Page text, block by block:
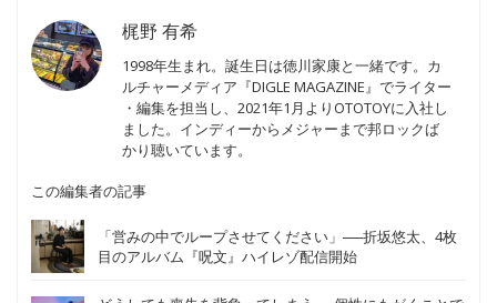
梶野 有希
1998年生まれ。誕生日は徳川家康と一緒です。カ
ルチャーメディア『DIGLE MAGAZINE』でライター
・編集を担当し、2021年1月よりOTOTOYに入社し
ました。インディーからメジャーまで邦ロックば
かり聴いています。
この編集者の記事
「営みの中でループさせてください」──折坂悠太、4枚
目のアルバム『呪文』ハイレゾ配信開始